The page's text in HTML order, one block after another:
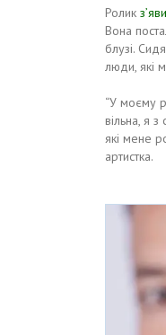
Ролик
Вона
блузі.
люди, які
“У моєму
вільна, я
які мене
артистка.